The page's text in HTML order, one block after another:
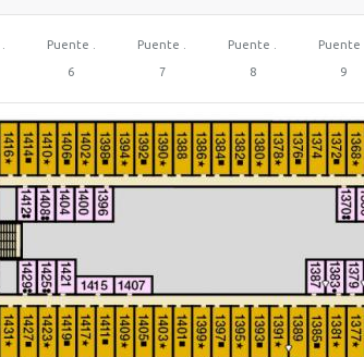
Puente .
6
Puente .
7
Puente .
8
Puente .
9